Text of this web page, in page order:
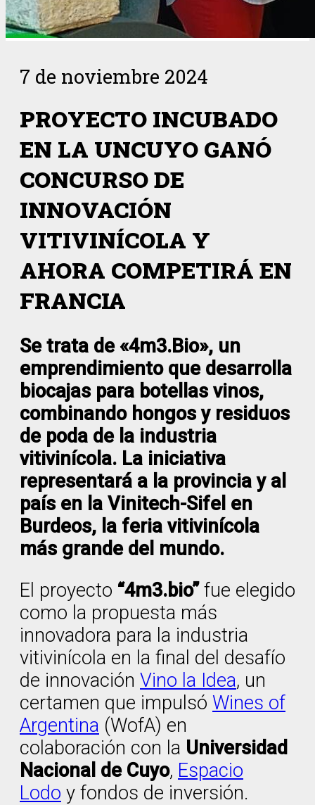
7 de noviembre 2024
PROYECTO INCUBADO
EN LA UNCUYO GANÓ
CONCURSO DE
INNOVACIÓN
VITIVINÍCOLA Y
AHORA COMPETIRÁ EN
FRANCIA
Se trata de «4m3.Bio», un
emprendimiento que desarrolla
biocajas para botellas vinos,
combinando hongos y residuos
de poda de la industria
vitivinícola. La iniciativa
representará a la provincia y al
país en la Vinitech-Sifel en
Burdeos, la feria vitivinícola
más grande del mundo.
El proyecto “4m3.bio”fue elegido
como la propuesta más
innovadora para la industria
vitivinícola en la final del desafío
de innovación Vino la Idea, un
certamen que impulsó Wines of
Argentina (WofA) en
colaboración con la Universidad
Nacional de Cuyo, Espacio
Lodo y fondos de inversión.